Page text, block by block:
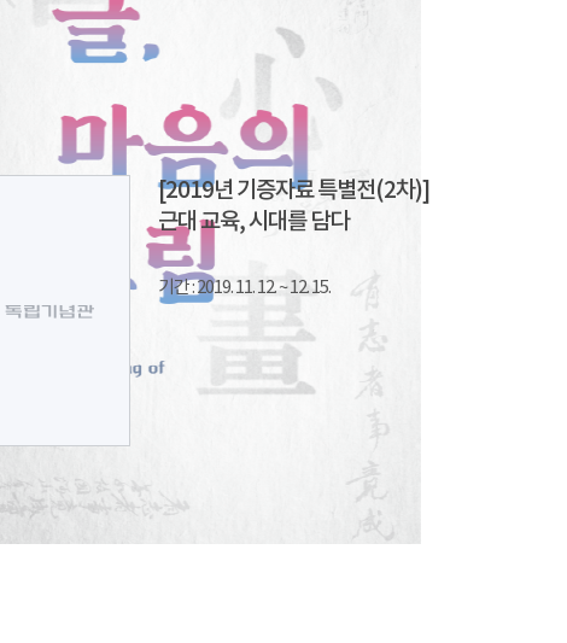
[2019년 기증자료 특별전(2차)]
근대 교육, 시대를 담다
기간 : 2019. 11. 12. ~ 12. 15.